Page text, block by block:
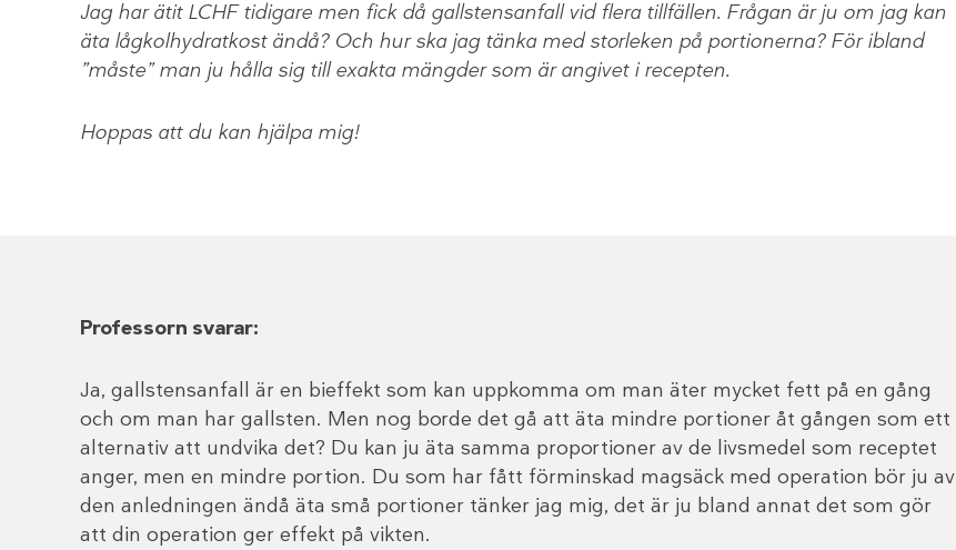
Jag har ätit LCHF tidigare men fick då gallstensanfall vid flera tillfällen. Frågan är ju om jag kan
äta lågkolhydratkost ändå? Och hur ska jag tänka med storleken på portionerna? För ibland
”måste” man ju hålla sig till exakta mängder som är angivet i recepten.
Hoppas att du kan hjälpa mig!
Professorn svarar:
Ja, gallstensanfall är en bieffekt som kan uppkomma om man äter mycket fett på en gång
och om man har gallsten. Men nog borde det gå att äta mindre portioner åt gången som ett
alternativ att undvika det? Du kan ju äta samma proportioner av de livsmedel som receptet
anger, men en mindre portion. Du som har fått förminskad magsäck med operation bör ju av
den anledningen ändå äta små portioner tänker jag mig, det är ju bland annat det som gör
att din operation ger effekt på vikten.